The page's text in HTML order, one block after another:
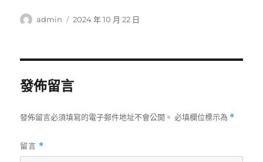
作
admin
發
2024 年 10 月 22 日
發佈留言
發佈留言必須填寫的電子郵件地址不會公開。 必填欄位標示為 *
留言 *